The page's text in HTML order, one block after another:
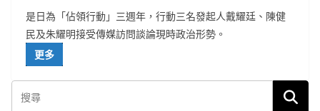
是日為「佔領行動」三週年，行動三名發起人戴耀廷、陳健
民及朱耀明接受傳媒訪問談論現時政治形勢。
更多